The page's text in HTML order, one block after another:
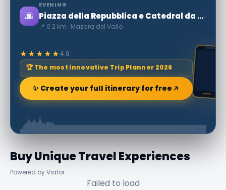
🌆
EVENING
Piazza della Repubblica e Catedral da SS. Salvatore
📍 0.2 km · Mazara del Vallo
›
★★★★★4.9
🏆 The most innovative Trip Planner 2026
✨ Create your full itinerary for free
Buy Unique Travel Experiences
Powered by Viator
Failed to load